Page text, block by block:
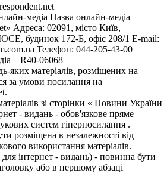
медіа Назва онлайн-медіа –
Адреса: 02091, місто Київ,
будинок 172-Б, офіс 208/1 E-mail:
Телефон: 044-205-43-00
– R40-06068
яких матеріалів, розміщених на
за умови посилання на
зі сторінки « Новини України
- видань - обов'язкове пряме
систем гіперпосилання .
розміщена в незалежності від
використання матеріалів.
інтернет - видань) - повинна бути
або в першому абзаці